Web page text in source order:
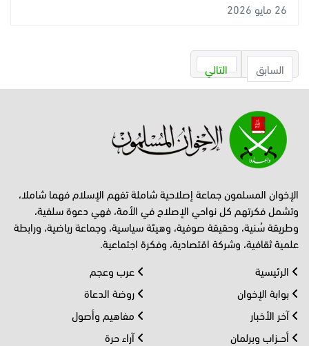
26 مايو 2026
السابق التالي
الإخوان المسلمون جماعة إصلاحية شاملة تفهم الإسلام فهما شاملا،
وتشمل فكرتهم كل نواحي الإصلاح في الأمة، فهي دعوة سلفية،
وطريقة سُنية، وحقيقة صوفية، وهيئة سياسية، وجماعة رياضية، ورابطة
علمية ثقافية، وشركة اقتصادية، وفكرة اجتماعية.
الرئيسية
بوابة الإخوان
آخر الأخبار
أحــزاب وبرلمان
عرب وعجم
روضة الدعاة
مفاهيم وأصول
آراء حرة